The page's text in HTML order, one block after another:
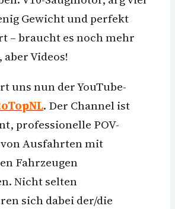
Gewicht und perfekt
– braucht es noch mehr
aber Videos!
uns nun der YouTube-
. Der Channel ist
professionelle POV-
Ausfahrten mit
Fahrzeugen
Nicht selten
sich dabei der/die